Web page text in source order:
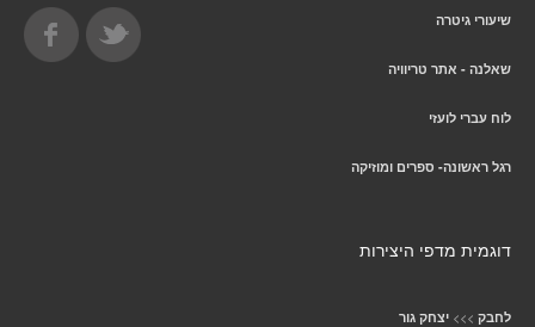
שיעורי גיטרה
שאלנה - אתר טריוויה
לוח עברי לועזי
רגל ראשונה- ספרים ומוזיקה
דוגמית מדפי היצירות
לחבק >>> יצחק גור